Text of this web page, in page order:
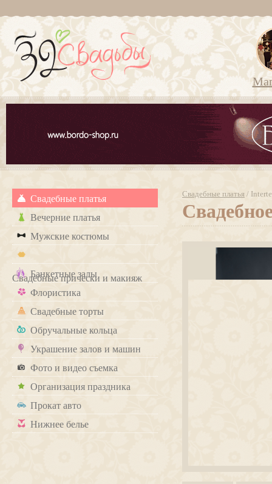
Свадебные платья
Вечерние платья
Мужские костюмы
Свадебные прически и макияж
Банкетные залы
Флористика
Свадебные торты
Обручальные кольца
Украшение залов и машин
Фото и видео съемка
Организация праздника
Прокат авто
Нижнее белье
Свадебные платья /